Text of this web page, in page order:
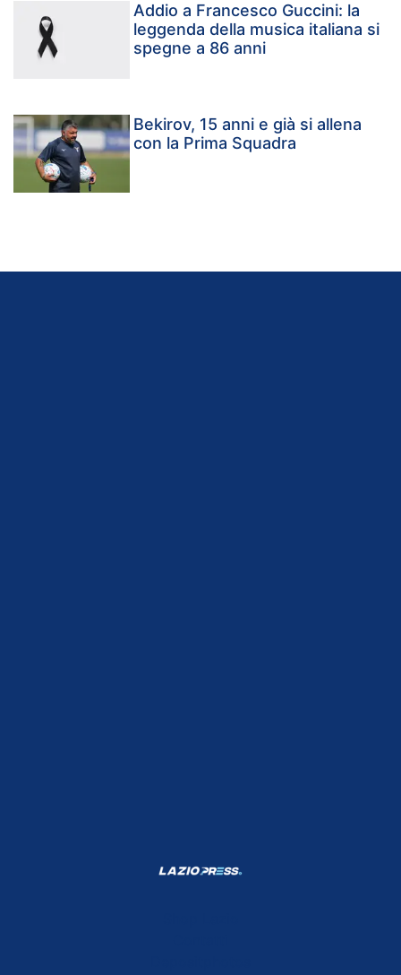
Addio a Francesco Guccini: la
leggenda della musica italiana si
spegne a 86 anni
Bekirov, 15 anni e già si allena
con la Prima Squadra